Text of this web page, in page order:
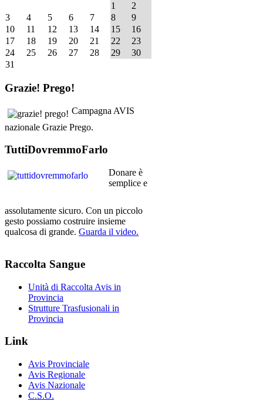
1
2
3
4 5 6 7 8
9
10
11 12 13 14 15
16
17
18 19 20 21 22
23
24
25 26 27 28 29
30
31
Grazie! Prego!
Campagna AVIS
nazionale Grazie Prego.
TuttiDovremmoFarlo
Donare è
semplice e
assolutamente sicuro. Con un piccolo
gesto possiamo costruire insieme
qualcosa di grande. Guarda il video.
Raccolta Sangue
Unità di Raccolta Avis in
Provincia
Strutture Trasfusionali in
Provincia
Link
Avis Provinciale
Avis Regionale
Avis Nazionale
C.S.O.